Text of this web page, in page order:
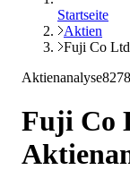
Startseite
Aktien
Fuji Co Ltd
Aktienanalyse
Fuji Co